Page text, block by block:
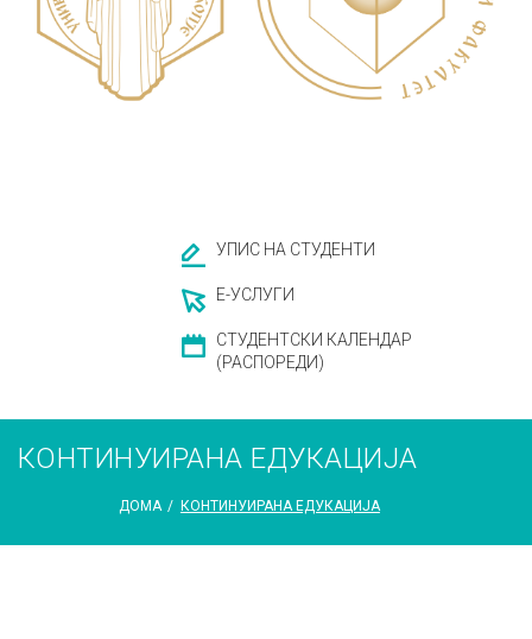
УПИС НА СТУДЕНТИ
Е-УСЛУГИ
СТУДЕНТСКИ КАЛЕНДАР
(РАСПОРЕДИ)
КОНТИНУИРАНА ЕДУКАЦИЈА
ДОМА / КОНТИНУИРАНА ЕДУКАЦИЈА